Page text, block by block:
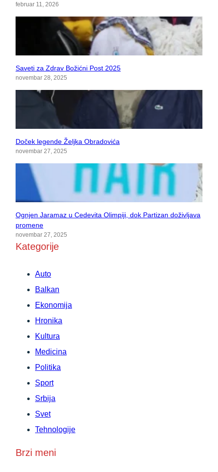
februar 11, 2026
Saveti za Zdrav Božićni Post 2025
novembar 28, 2025
Doček legende Željka Obradovića
novembar 27, 2025
Ognjen Jaramaz u Cedevita Olimpiji, dok Partizan doživljava
promene
novembar 27, 2025
Kategorije
Auto
Balkan
Ekonomija
Hronika
Kultura
Medicina
Politika
Sport
Srbija
Svet
Tehnologije
Brzi meni